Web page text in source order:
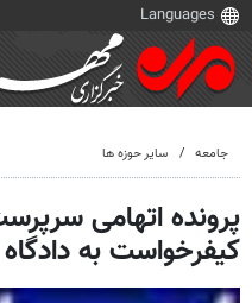
جامعه سایر حوزه ها
پرونده اتهامی
کیفرخواست به